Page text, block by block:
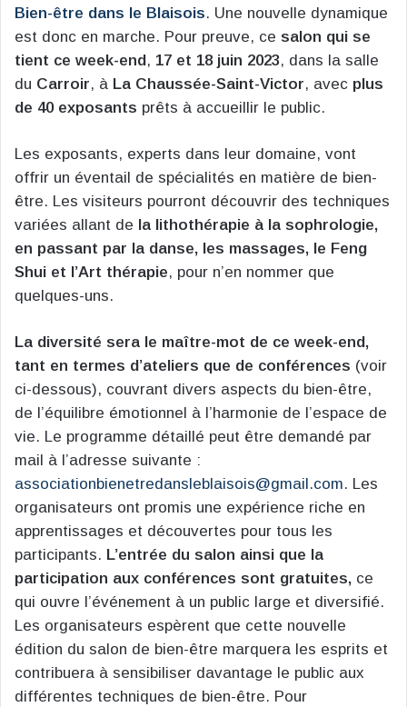
Bien-être dans le Blaisois. Une nouvelle dynamique
est donc en marche. Pour preuve, ce salon qui se
tient ce week-end , 17 et 18 juin 2023, dans la salle
du Carroir, à La Chaussée-Saint-Victor, avec plus
de 40 exposants prêts à accueillir le public.
Les exposants, experts dans leur domaine, vont
offrir un éventail de spécialités en matière de bien-
être. Les visiteurs pourront découvrir des techniques
variées allant de la lithothérapie à la sophrologie,
en passant par la danse, les massages, le Feng
Shui et l’Art thérapie, pour n’en nommer que
quelques-uns.
La diversité sera le maître-mot de ce week-end,
tant en termes d’ateliers que de conférences (voir
ci-dessous), couvrant divers aspects du bien-être,
de l’équilibre émotionnel à l’harmonie de l’espace de
vie. Le programme détaillé peut être demandé par
mail à l’adresse suivante :
associationbienetredansleblaisois@gmail.com. Les
organisateurs ont promis une expérience riche en
apprentissages et découvertes pour tous les
participants. L’entrée du salon ainsi que la
participation aux conférences sont gratuites, ce
qui ouvre l’événement à un public large et diversifié.
Les organisateurs espèrent que cette nouvelle
édition du salon de bien-être marquera les esprits et
contribuera à sensibiliser davantage le public aux
différentes techniques de bien-être. Pour